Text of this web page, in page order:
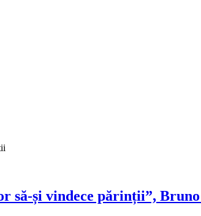
să-și vindece părinții”,